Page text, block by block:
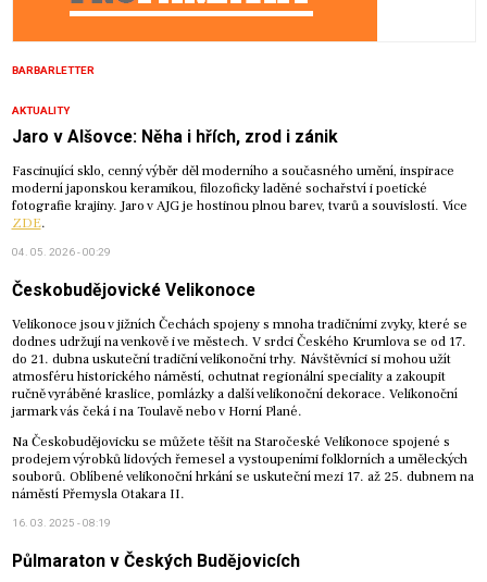
BARBARLETTER
AKTUALITY
Jaro v Alšovce: Něha i hřích, zrod i zánik
Fascinující sklo, cenný výběr děl moderního a současného umění, inspirace
moderní japonskou keramikou, filozoficky laděné sochařství i poetické
fotografie krajiny. Jaro v AJG je hostinou plnou barev, tvarů a souvislostí. Více
ZDE.
04. 05. 2026 - 00:29
Českobudějovické Velikonoce
Velikonoce jsou v jižních Čechách spojeny s mnoha tradičními zvyky, které se
dodnes udržují na venkově i ve městech. V srdci Českého Krumlova se od 17.
do 21. dubna uskuteční tradiční velikonoční trhy. Návštěvníci si mohou užít
atmosféru historického náměstí, ochutnat regionální speciality a zakoupit
ručně vyráběné kraslice, pomlázky a další velikonoční dekorace. Velikonoční
jarmark vás čeká i na Toulavě nebo v Horní Plané.
Na Českobudějovicku se můžete těšit na Staročeské Velikonoce spojené s
prodejem výrobků lidových řemesel a vystoupeními folklorních a uměleckých
souborů. Oblíbené velikonoční hrkání se uskuteční mezi 17. až 25. dubnem na
náměstí Přemysla Otakara II.
16. 03. 2025 - 08:19
Půlmaraton v Českých Budějovicích